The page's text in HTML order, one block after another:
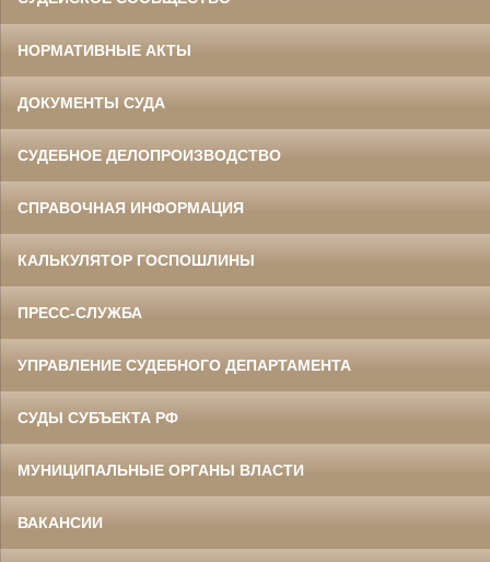
НОРМАТИВНЫЕ АКТЫ
ДОКУМЕНТЫ СУДА
СУДЕБНОЕ ДЕЛОПРОИЗВОДСТВО
СПРАВОЧНАЯ ИНФОРМАЦИЯ
КАЛЬКУЛЯТОР ГОСПОШЛИНЫ
ПРЕСС-СЛУЖБА
УПРАВЛЕНИЕ СУДЕБНОГО ДЕПАРТАМЕНТА
СУДЫ СУБЪЕКТА РФ
МУНИЦИПАЛЬНЫЕ ОРГАНЫ ВЛАСТИ
ВАКАНСИИ